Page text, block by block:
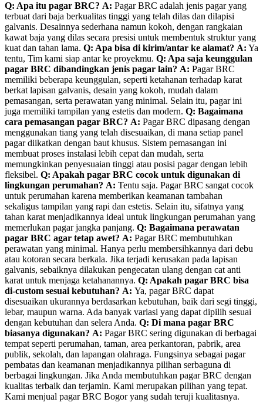
Q: Apa itu pagar BRC? A: Pagar BRC adalah jenis pagar yang
terbuat dari baja berkualitas tinggi yang telah dilas dan dilapisi
galvanis. Desainnya sederhana namun kokoh, dengan rangkaian
kawat baja yang dilas secara presisi untuk membentuk struktur yang
kuat dan tahan lama. Q: Apa bisa di kirim/antar ke alamat? A: Ya
tentu, Tim kami siap antar ke proyekmu. Q: Apa saja keunggulan
pagar BRC dibandingkan jenis pagar lain? A: Pagar BRC
memiliki beberapa keunggulan, seperti ketahanan terhadap karat
berkat lapisan galvanis, desain yang kokoh, mudah dalam
pemasangan, serta perawatan yang minimal. Selain itu, pagar ini
juga memiliki tampilan yang estetis dan modern. Q: Bagaimana
cara pemasangan pagar BRC? A: Pagar BRC dipasang dengan
menggunakan tiang yang telah disesuaikan, di mana setiap panel
pagar diikatkan dengan baut khusus. Sistem pemasangan ini
membuat proses instalasi lebih cepat dan mudah, serta
memungkinkan penyesuaian tinggi atau posisi pagar dengan lebih
fleksibel. Q: Apakah pagar BRC cocok untuk digunakan di
lingkungan perumahan? A: Tentu saja. Pagar BRC sangat cocok
untuk perumahan karena memberikan keamanan tambahan
sekaligus tampilan yang rapi dan estetis. Selain itu, sifatnya yang
tahan karat menjadikannya ideal untuk lingkungan perumahan yang
memerlukan pagar jangka panjang. Q: Bagaimana perawatan
pagar BRC agar tetap awet? A: Pagar BRC membutuhkan
perawatan yang minimal. Hanya perlu membersihkannya dari debu
atau kotoran secara berkala. Jika terjadi kerusakan pada lapisan
galvanis, sebaiknya dilakukan pengecatan ulang dengan cat anti
karat untuk menjaga ketahanannya. Q: Apakah pagar BRC bisa
di-custom sesuai kebutuhan? A: Ya, pagar BRC dapat
disesuaikan ukurannya berdasarkan kebutuhan, baik dari segi tinggi,
lebar, maupun warna. Ada banyak variasi yang dapat dipilih sesuai
dengan kebutuhan dan selera Anda. Q: Di mana pagar BRC
biasanya digunakan? A: Pagar BRC sering digunakan di berbagai
tempat seperti perumahan, taman, area perkantoran, pabrik, area
publik, sekolah, dan lapangan olahraga. Fungsinya sebagai pagar
pembatas dan keamanan menjadikannya pilihan serbaguna di
berbagai lingkungan. Jika Anda membutuhkan pagar BRC dengan
kualitas terbaik dan terjamin. Kami merupakan pilihan yang tepat.
Kami menjual pagar BRC Bogor yang sudah teruji kualitasnya.